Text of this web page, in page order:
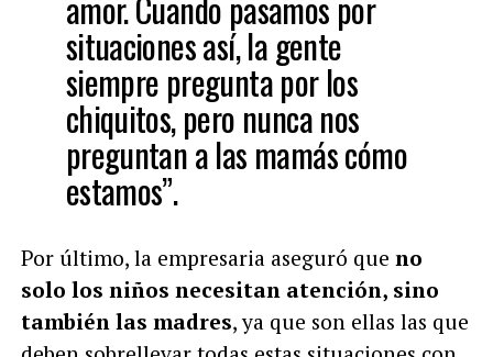
situaciones así, la gente
siempre pregunta por los
chiquitos, pero nunca nos
preguntan a las mamás cómo
estamos”.
Por último, la empresaria aseguró que no
solo los niños necesitan atención, sino
también las madres, ya que son ellas las que